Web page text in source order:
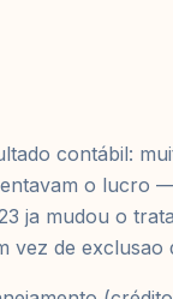
contábil:
o lucro
ja mudou o
vez de exclusao